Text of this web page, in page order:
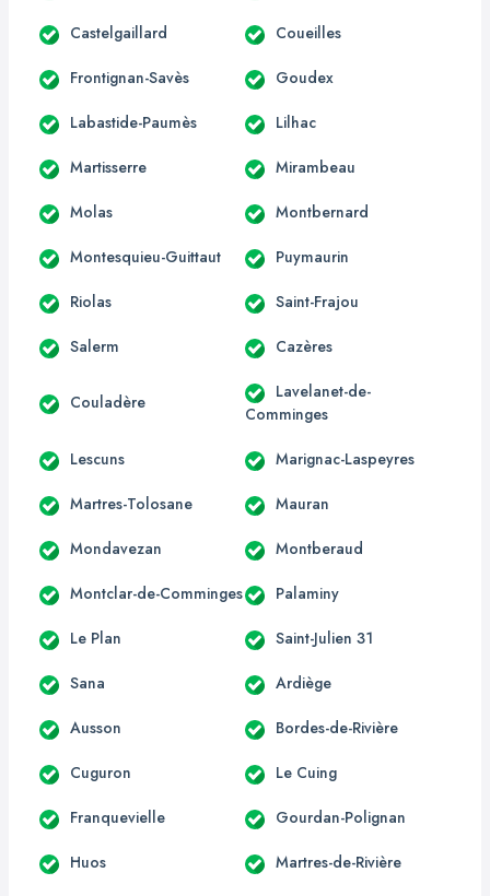
Castelgaillard Coueilles
Frontignan-Savès Goudex
Labastide-Paumès Lilhac
Martisserre Mirambeau
Molas Montbernard
Montesquieu-Guittaut Puymaurin
Riolas Saint-Frajou
Salerm Cazères
Couladère
Lavelanet-de-
Comminges
Lescuns Marignac-Laspeyres
Martres-Tolosane Mauran
Mondavezan Montberaud
Montclar-de-Comminges Palaminy
Le Plan Saint-Julien 31
Sana Ardiège
Ausson Bordes-de-Rivière
Cuguron Le Cuing
Franquevielle Gourdan-Polignan
Huos Martres-de-Rivière